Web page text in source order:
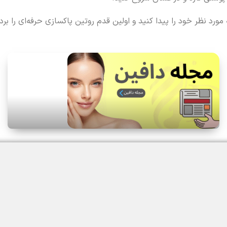
نظر خود را پیدا کنید و اولین قدم روتین پاکسازی حرفه‌ای را